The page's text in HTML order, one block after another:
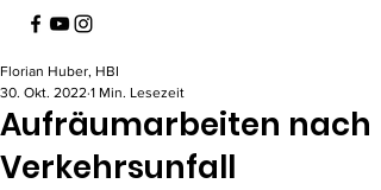
Aufräumarbeiten nach
Verkehrsunfall
Florian Huber, HBI
30. Okt. 2022 1 Min. Lesezeit